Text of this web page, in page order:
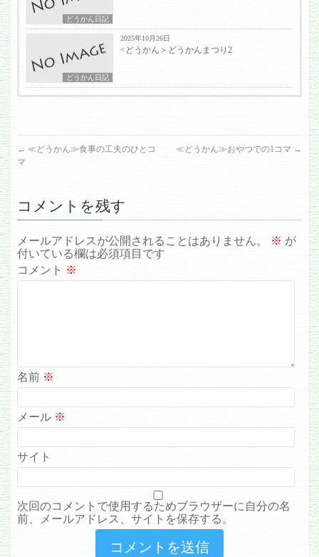
どうかん日記
どうかん日記
2025年10月26日
<どうかん＞どうかんまつり2
← ≪どうかん≫食事の工夫のひとコ
マ
≪どうかん≫おやつでの1コマ →
コメントを残す
メールアドレスが公開されることはありません。 ※ が
付いている欄は必須項目です
コメント ※
名前 ※
メール ※
サイト
次回のコメントで使用するためブラウザーに自分の名
前、メールアドレス、サイトを保存する。